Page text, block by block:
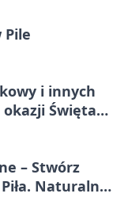
Pile
i innych
Święta
– Stwórz
Naturalna